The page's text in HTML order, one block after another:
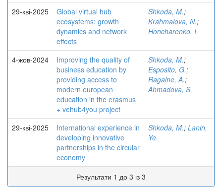
29-кві-2025
Global virtual hub
ecosystems: growth
dynamics and network
effects
Shkoda, M.;
Krahmalova, N.;
Honcharenko, I.
4-жов-2024
Improving the quality of
business education by
providing access to
modern european
education in the erasmus
+ vehub4you project
Shkoda, M.;
Esposito, G.;
Ragaine, A.;
Ahmadova, S.
29-кві-2025
International experience in
developing innovative
partnerships in the circular
economy
Shkoda, M.; Lanin,
Ye.
Результати 1 до 3 із 3